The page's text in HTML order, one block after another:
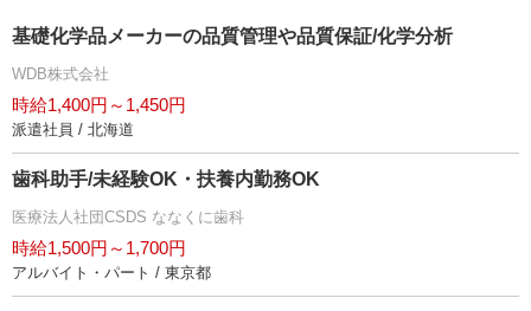
基礎化学品メーカーの品質管理や品質保証/化学分析
WDB株式会社
時給1,400円～1,450円
派遣社員 / 北海道
歯科助手/未経験OK・扶養内勤務OK
医療法人社団CSDS ななくに歯科
時給1,500円～1,700円
アルバイト・パート / 東京都